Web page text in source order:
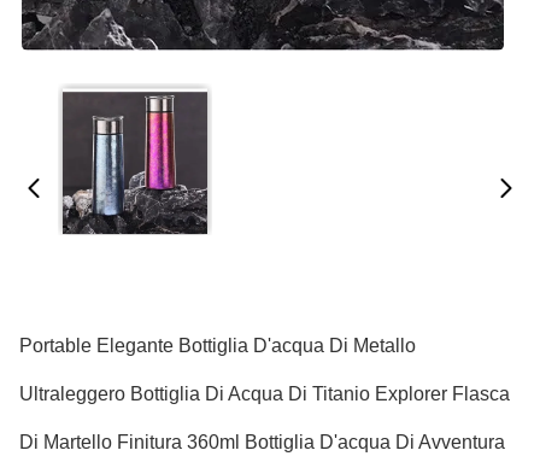
Portable Elegante Bottiglia D'acqua Di Metallo
Ultraleggero Bottiglia Di Acqua Di Titanio Explorer Flasca
Di Martello Finitura 360ml Bottiglia D'acqua Di Avventura